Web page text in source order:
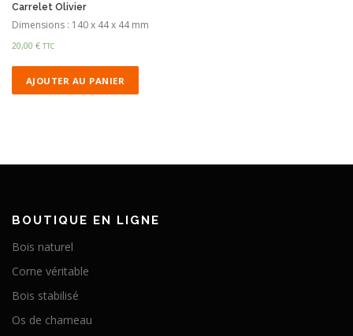
Carrelet Olivier
Dimensions : 140 x 44 x 44 mm
20,00 € TTC
AJOUTER AU PANIER
BOUTIQUE EN LIGNE
Bois naturel
Corne véritable
Bois stabilisé
Os de chameau